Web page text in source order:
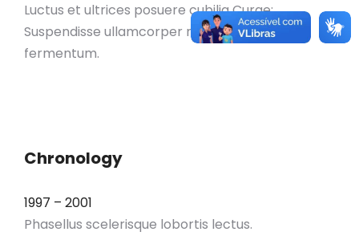
Luctus et ultrices posuere cubilia Curae;
Suspendisse ullamcorper nunc eu placerat
fermentum.
Chronology
1997 – 2001
Phasellus scelerisque lobortis lectus.